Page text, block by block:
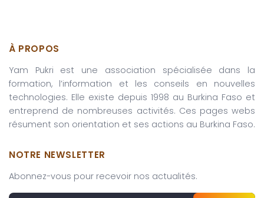
À PROPOS
Yam Pukri est une association spécialisée dans la
formation, l’information et les conseils en nouvelles
technologies. Elle existe depuis 1998 au Burkina Faso et
entreprend de nombreuses activités. Ces pages webs
résument son orientation et ses actions au Burkina Faso.
NOTRE NEWSLETTER
Abonnez-vous pour recevoir nos actualités.